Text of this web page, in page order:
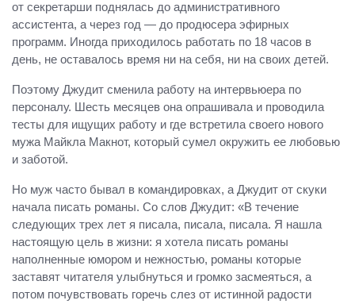
от секретарши поднялась до административного
ассистента, а через год — до продюсера эфирных
программ. Иногда приходилось работать по 18 часов в
день, не оставалось время ни на себя, ни на своих детей.
Поэтому Джудит сменила работу на интервьюера по
персоналу. Шесть месяцев она опрашивала и проводила
тесты для ищущих работу и где встретила своего нового
мужа Майкла Макнот, который сумел окружить ее любовью
и заботой.
Но муж часто бывал в командировках, а Джудит от скуки
начала писать романы. Со слов Джудит: «В течение
следующих трех лет я писала, писала, писала. Я нашла
настоящую цель в жизни: я хотела писать романы
наполненные юмором и нежностью, романы которые
заставят читателя улыбнуться и громко засмеяться, а
потом почувствовать горечь слез от истинной радости